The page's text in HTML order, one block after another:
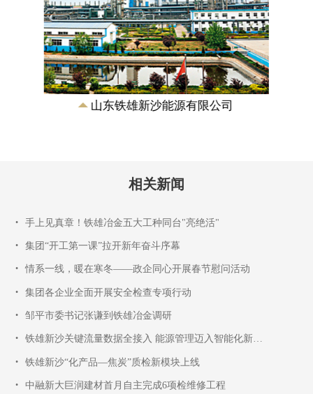
山东铁雄新沙能源有限公司
相关新闻
• 手上见真章！铁雄冶金五大工种同台"亮绝活"
• 集团“开工第一课”拉开新年奋斗序幕
• 情系一线，暖在寒冬——政企同心开展春节慰问活动
• 集团各企业全面开展安全检查专项行动
• 邹平市委书记张谦到铁雄冶金调研
• 铁雄新沙关键流量数据全接入 能源管理迈入智能化新阶段
• 铁雄新沙“化产品—焦炭”质检新模块上线
• 中融新大巨润建材首月自主完成6项检维修工程